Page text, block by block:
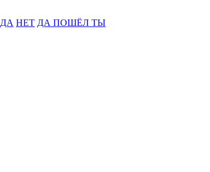
ДА НЕТ ДА ПОШЁЛ ТЫ